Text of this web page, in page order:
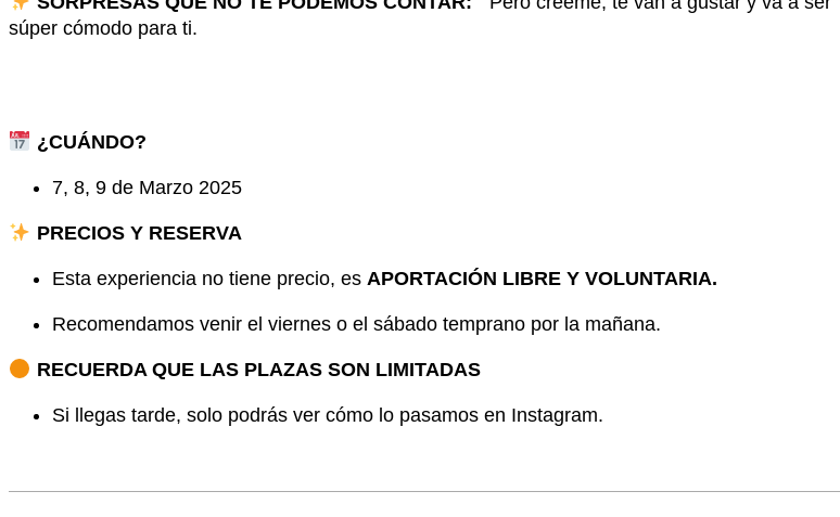
súper cómodo para ti.
¿CUÁNDO?
7, 8, 9 de Marzo 2025
PRECIOS Y RESERVA
Esta experiencia no tiene precio, es APORTACIÓN LIBRE Y VOLUNTARIA.
Recomendamos venir el viernes o el sábado temprano por la mañana.
RECUERDA QUE LAS PLAZAS SON LIMITADAS
Si llegas tarde, solo podrás ver cómo lo pasamos en Instagram.